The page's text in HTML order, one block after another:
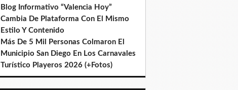
Blog Informativo “Valencia Hoy”
Cambia De Plataforma Con El Mismo
Estilo Y Contenido
Más De 5 Mil Personas Colmaron El
Municipio San Diego En Los Carnavales
Turístico Playeros 2026 (+Fotos)